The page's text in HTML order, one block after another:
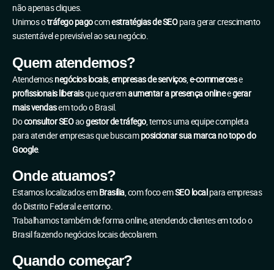
não apenas cliques.
Unimos otráfego pagocomestratégias de SEOpara gerar crescimento
sustentável e previsível ao seu negócio.
Quem atendemos?
Atendemosnegócios locais, empresas de serviços, e-commercese
profissionais liberaisque queremaumentar a presença onlineegerar
mais vendasem todo o Brasil.
Doconsultor SEOaogestor de tráfego, temos uma equipe completa
para atender empresas que buscamposicionar sua marca no topo do
Google.
Onde atuamos?
Estamos localizados emBrasília, com foco emSEO local para empresas
do Distrito Federal e entorno.
Trabalhamos também de forma online, atendendo clientes em todo o
Brasil fazendo negócios locais decolarem.
Quando começar?